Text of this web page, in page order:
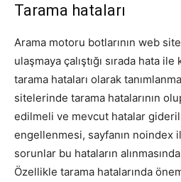
Tarama hataları
Arama motoru botlarının web
ulaşmaya çalıştığı sırada hata
tarama hataları olarak
sitelerinde tarama hatalarının
edilmeli ve mevcut hatalar
engellenmesi, sayfanın noindex
sorunlar bu hataların
Özellikle tarama hatalarında